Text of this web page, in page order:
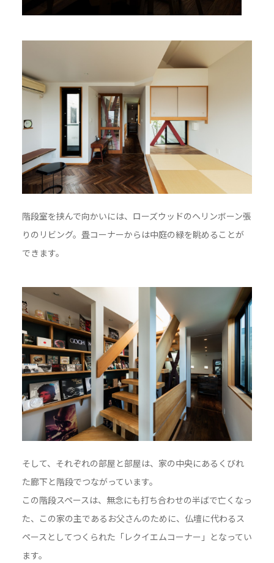
階段室を挟んで向かいには、ローズウッドのヘリンボーン張
りのリビング。畳コーナーからは中庭の緑を眺めることが
できます。
そして、それぞれの部屋と部屋は、家の中央にあるくびれ
た廊下と階段でつながっています。
この階段スペースは、無念にも打ち合わせの半ばで亡くなっ
た、この家の主であるお父さんのために、仏壇に代わるス
ペースとしてつくられた「レクイエムコーナー」となってい
ます。